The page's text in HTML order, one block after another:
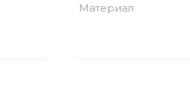
Материал